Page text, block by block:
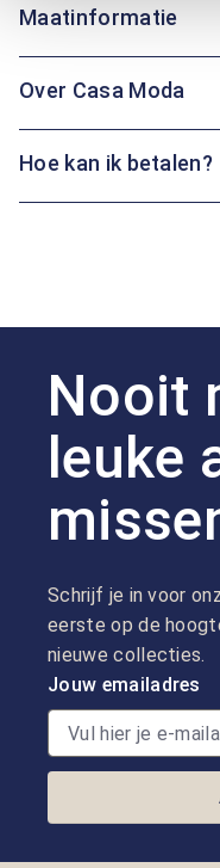
Maatinformatie
Over Casa Moda
Hoe kan ik betalen?
Nooit
leuke
Schrijf je in voor
eerste op de
nieuwe collecties.
Jouw emailadres